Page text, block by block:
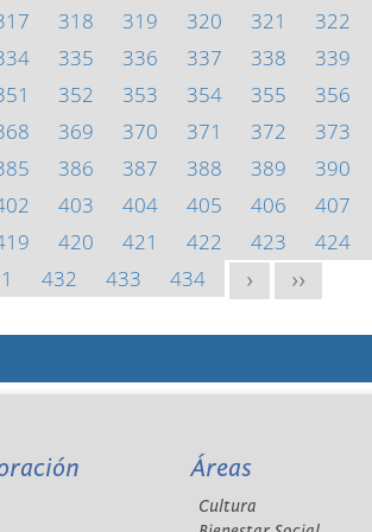
318 319 320 321 322
335 336 337 338 339
352 353 354 355 356
369 370 371 372 373
386 387 388 389 390
403 404 405 406 407
420 421 422 423 424
432 433 434 > >>
Áreas
Cultura